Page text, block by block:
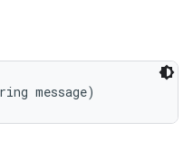
message)